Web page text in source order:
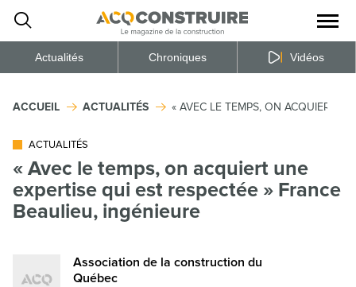
la
du
Actualités Chroniques Vidéos
ACCUEIL ACTUALITÉS « AVEC LE TEMPS, ON ACQUIERT
ACTUALITÉS
« Avec le temps, on acquiert une
expertise qui est respectée » France
Beaulieu, ingénieure
Association de la construction du
Québec